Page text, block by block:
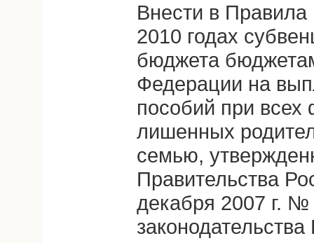
Внести в Правила
2010 годах
бюджета
Федерации на
пособий при всех
лишенных
семью,
Правительства
декабря 2007 г.